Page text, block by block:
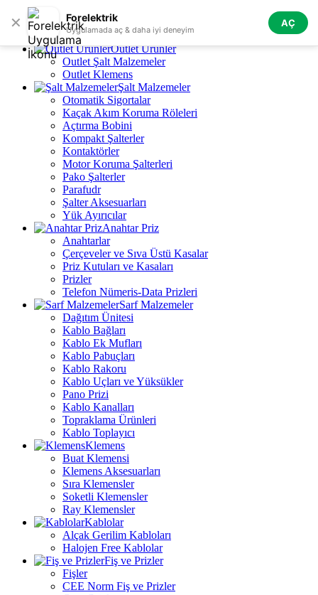
✕ Forelektrik
Uygulamada aç & daha iyi deneyim
AÇ
Skip to navigation Skip to main content
Tüm Kategoriler
Outlet Ürünler
Outlet Şalt Malzemeler
Outlet Klemens
Şalt Malzemeler
Otomatik Sigortalar
Kaçak Akım Koruma Röleleri
Açtırma Bobini
Kompakt Şalterler
Kontaktörler
Motor Koruma Şalterleri
Pako Şalterler
Parafudr
Şalter Aksesuarları
Yük Ayırıcılar
Anahtar Priz
Anahtarlar
Çerçeveler ve Sıva Üstü Kasalar
Priz Kutuları ve Kasaları
Prizler
Telefon Nümeris-Data Prizleri
Sarf Malzemeler
Dağıtım Ünitesi
Kablo Bağları
Kablo Ek Mufları
Kablo Pabuçları
Kablo Rakoru
Kablo Uçları ve Yüksükler
Pano Prizi
Kablo Kanalları
Topraklama Ürünleri
Kablo Toplayıcı
Klemens
Buat Klemensi
Klemens Aksesuarları
Sıra Klemensler
Soketli Klemensler
Ray Klemensler
Kablolar
Alçak Gerilim Kabloları
Halojen Free Kablolar
Fiş ve Prizler
Fişler
CEE Norm Fiş ve Prizler